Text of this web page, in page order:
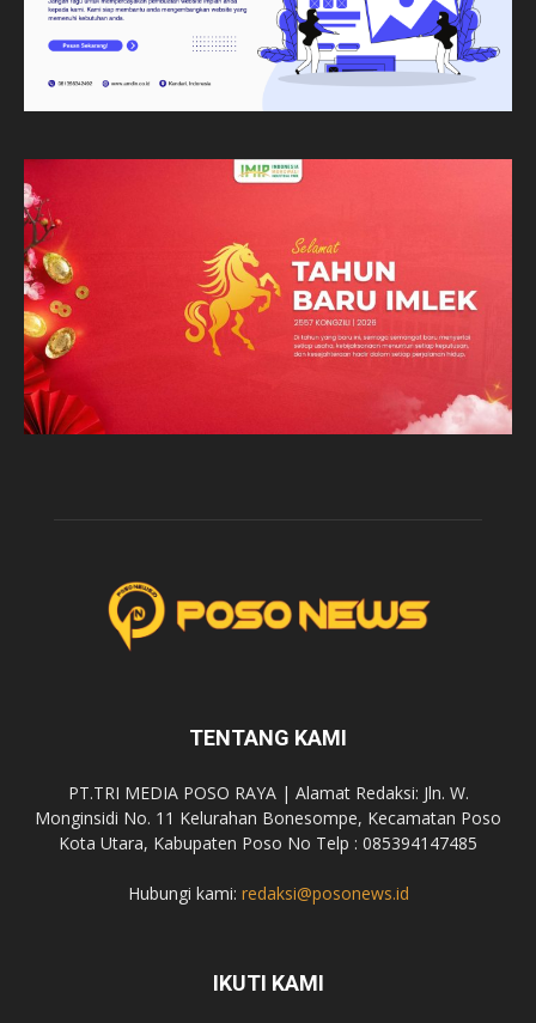
TENTANG KAMI
PT.TRI MEDIA POSO RAYA | Alamat Redaksi: Jln. W.
Monginsidi No. 11 Kelurahan Bonesompe, Kecamatan Poso
Kota Utara, Kabupaten Poso No Telp : 085394147485
Hubungi kami: redaksi@posonews.id
IKUTI KAMI